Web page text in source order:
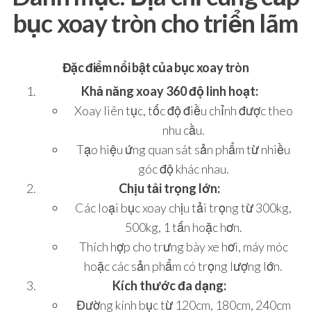
bục xoay tròn cho triển lãm
Đặc điểm nổi bật của bục xoay tròn
Khả năng xoay 360 độ linh hoạt:
Xoay liên tục, tốc độ điều chỉnh được theo
nhu cầu.
Tạo hiệu ứng quan sát sản phẩm từ nhiều
góc độ khác nhau.
Chịu tải trọng lớn:
Các loại bục xoay chịu tải trọng từ 300kg,
500kg, 1 tấn hoặc hơn.
Thích hợp cho trưng bày xe hơi, máy móc
hoặc các sản phẩm có trọng lượng lớn.
Kích thước đa dạng:
Đường kính bục từ 120cm, 180cm, 240cm